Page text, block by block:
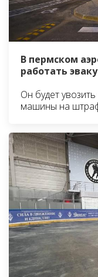
В пермском
работать
Он будет
машины на